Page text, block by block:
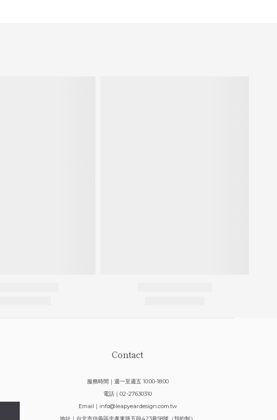
Contact
服務時間｜週一至週五 10:00-18:00
電話｜02-27630310
Email｜ info@leapyeardesign.com.tw
地址｜台北市信義區忠孝東路五段423巷58號（預約制）